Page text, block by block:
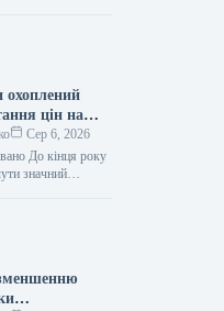
охоплений
цін на
– ФАО
Сер 6, 2026
До кінця року
значний
до